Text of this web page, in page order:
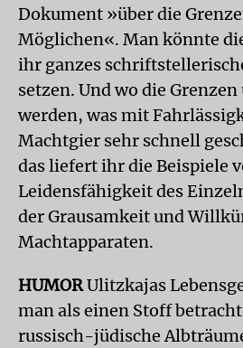
Dokument »über die
Möglichen«. Man könnte
ihr ganzes
setzen. Und wo die
werden, was mit
Machtgier sehr schnell
das liefert ihr die Beispiele
Leidensfähigkeit des
der Grausamkeit und
Machtapparaten.
HUMORUlitzkajas
man als einen Stoff
russisch-jüdische